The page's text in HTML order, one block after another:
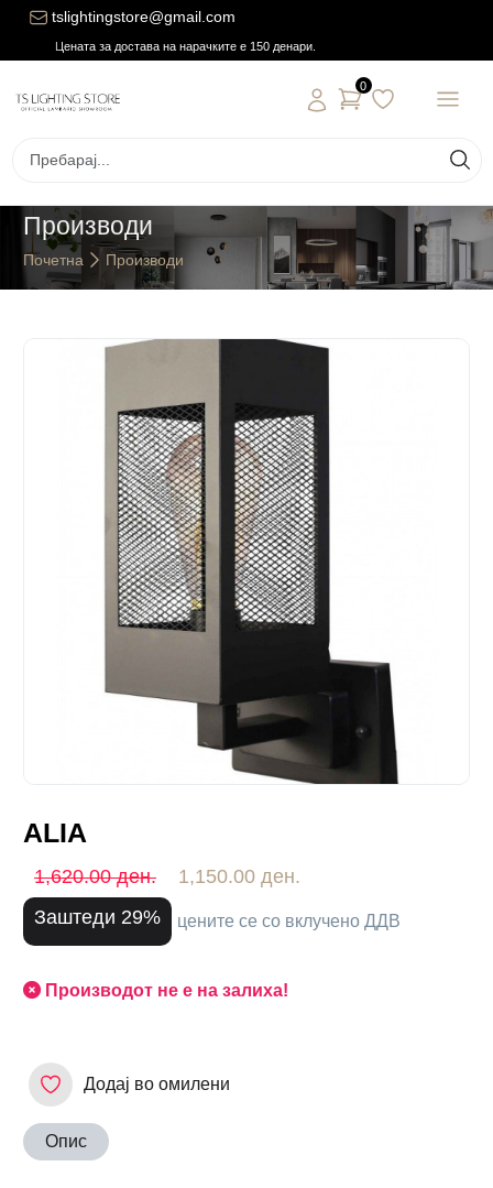
tslightingstore@gmail.com
Цената за достава на нарачките е 150 денари.
0
Производи
Почетна Производи
ALIA
1,620.00 ден.
1,150.00 ден.
Заштеди 29%
цените се со вклучено ДДВ
Производот не е на залиха!
Додај во омилени
Опис